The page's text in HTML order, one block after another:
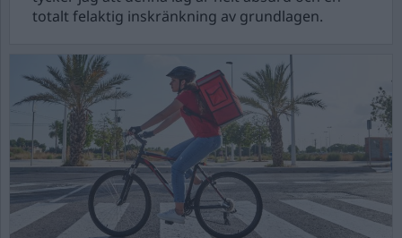
totalt felaktig inskränkning av grundlagen.